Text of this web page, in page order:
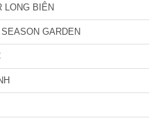
LONG BIÊN
GARDEN